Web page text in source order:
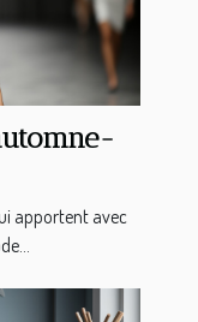
apportent avec